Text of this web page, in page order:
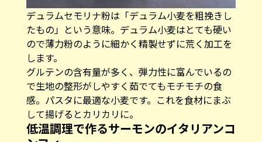
デュラムセモリナ粉は「デュラム小麦を粗挽きし
たもの」という意味。デュラム小麦はとても硬い
ので薄力粉のように細かく精製せずに荒く加工を
します。
グルテンの含有量が多く、弾力性に富んでいるの
で生地の整形がしやすく茹でてもモチモチの食
感。パスタに最適な小麦です。これを食材にまぶ
して揚げるとカリカリに。
低温調理で作るサーモンのイタリアンコ